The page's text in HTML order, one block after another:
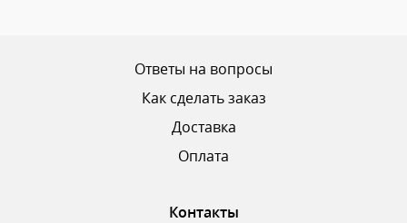
ОТПРАВИТЬ ОТЗЫВ
Ответы на вопросы
Как сделать заказ
Доставка
Оплата
Контакты